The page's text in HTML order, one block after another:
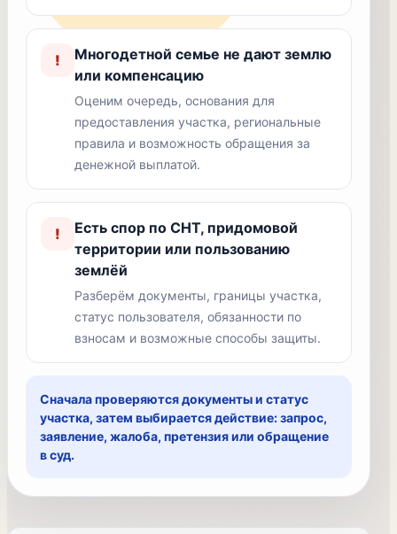
!
Многодетной семье не дают землю
или компенсацию
Оценим очередь, основания для
предоставления участка, региональные
правила и возможность обращения за
денежной выплатой.
!
Есть спор по СНТ, придомовой
территории или пользованию
землёй
Разберём документы, границы участка,
статус пользователя, обязанности по
взносам и возможные способы защиты.
Сначала проверяются документы и статус
участка, затем выбирается действие: запрос,
заявление, жалоба, претензия или обращение
в суд.